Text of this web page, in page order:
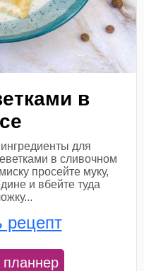
в
для
в сливочном
просейте муку,
и вбейте туда
рецепт
планнер